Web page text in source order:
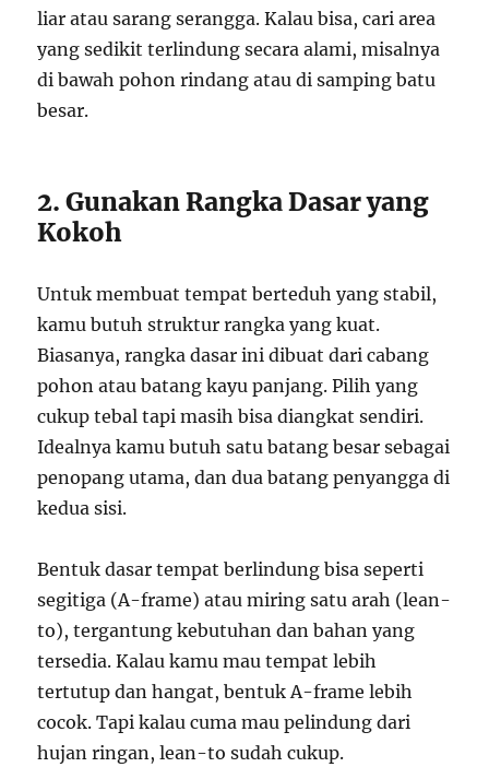
liar atau sarang serangga. Kalau bisa, cari area
yang sedikit terlindung secara alami, misalnya
di bawah pohon rindang atau di samping batu
besar.
2. Gunakan Rangka Dasar yang
Kokoh
Untuk membuat tempat berteduh yang stabil,
kamu butuh struktur rangka yang kuat.
Biasanya, rangka dasar ini dibuat dari cabang
pohon atau batang kayu panjang. Pilih yang
cukup tebal tapi masih bisa diangkat sendiri.
Idealnya kamu butuh satu batang besar sebagai
penopang utama, dan dua batang penyangga di
kedua sisi.
Bentuk dasar tempat berlindung bisa seperti
segitiga (A-frame) atau miring satu arah (lean-
to), tergantung kebutuhan dan bahan yang
tersedia. Kalau kamu mau tempat lebih
tertutup dan hangat, bentuk A-frame lebih
cocok. Tapi kalau cuma mau pelindung dari
hujan ringan, lean-to sudah cukup.